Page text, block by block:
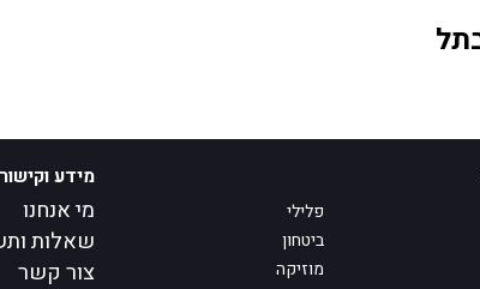
פלילי
ביטחון
מוזיקה
מידע
מי אנחנו
שאלות
צור קשר